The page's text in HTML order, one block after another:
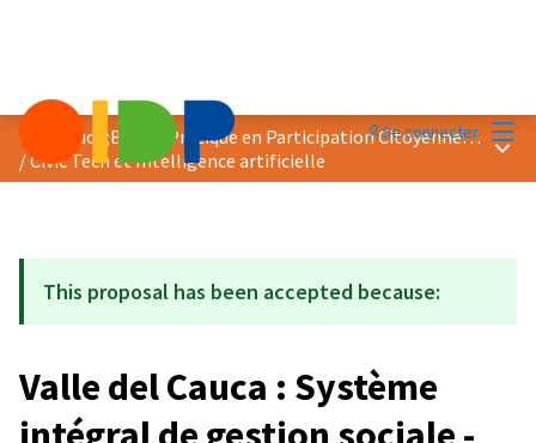
Se connecter
Prix &quot;Bonne Pratique en Participation Citoyenne&quot; 2024
/Civic Tech et Intelligence artificielle
This proposal has been accepted because:
Valle del Cauca : Système